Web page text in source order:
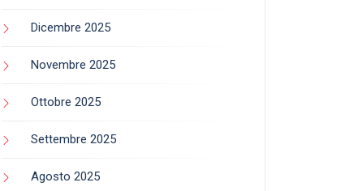
Dicembre 2025
Novembre 2025
Ottobre 2025
Settembre 2025
Agosto 2025